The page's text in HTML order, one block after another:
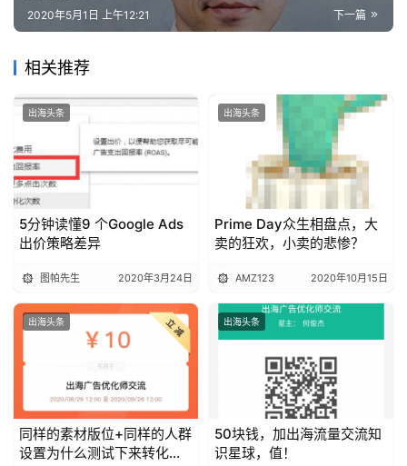
下一篇
2020年5月1日 上午12:21
相关推荐
出海头条
5分钟读懂9 个Google Ads
出价策略差异
图帕先生 2020年3月24日
出海头条
Prime Day众生相盘点，大
卖的狂欢，小卖的悲惨？
AMZ123 2020年10月15日
出海头条
同样的素材版位+同样的人群
设置为什么测试下来转化差
出海头条
50块钱，加出海流量交流知
识星球，值！